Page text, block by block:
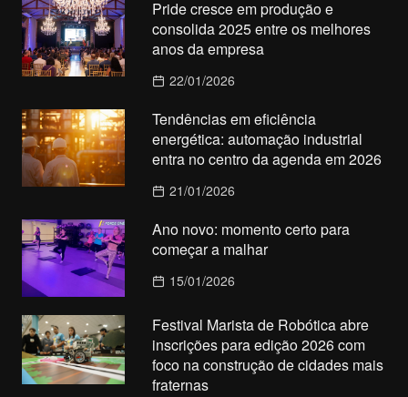
Pride cresce em produção e
consolida 2025 entre os melhores
anos da empresa
22/01/2026
Tendências em eficiência
energética: automação industrial
entra no centro da agenda em 2026
21/01/2026
Ano novo: momento certo para
começar a malhar
15/01/2026
Festival Marista de Robótica abre
inscrições para edição 2026 com
foco na construção de cidades mais
fraternas